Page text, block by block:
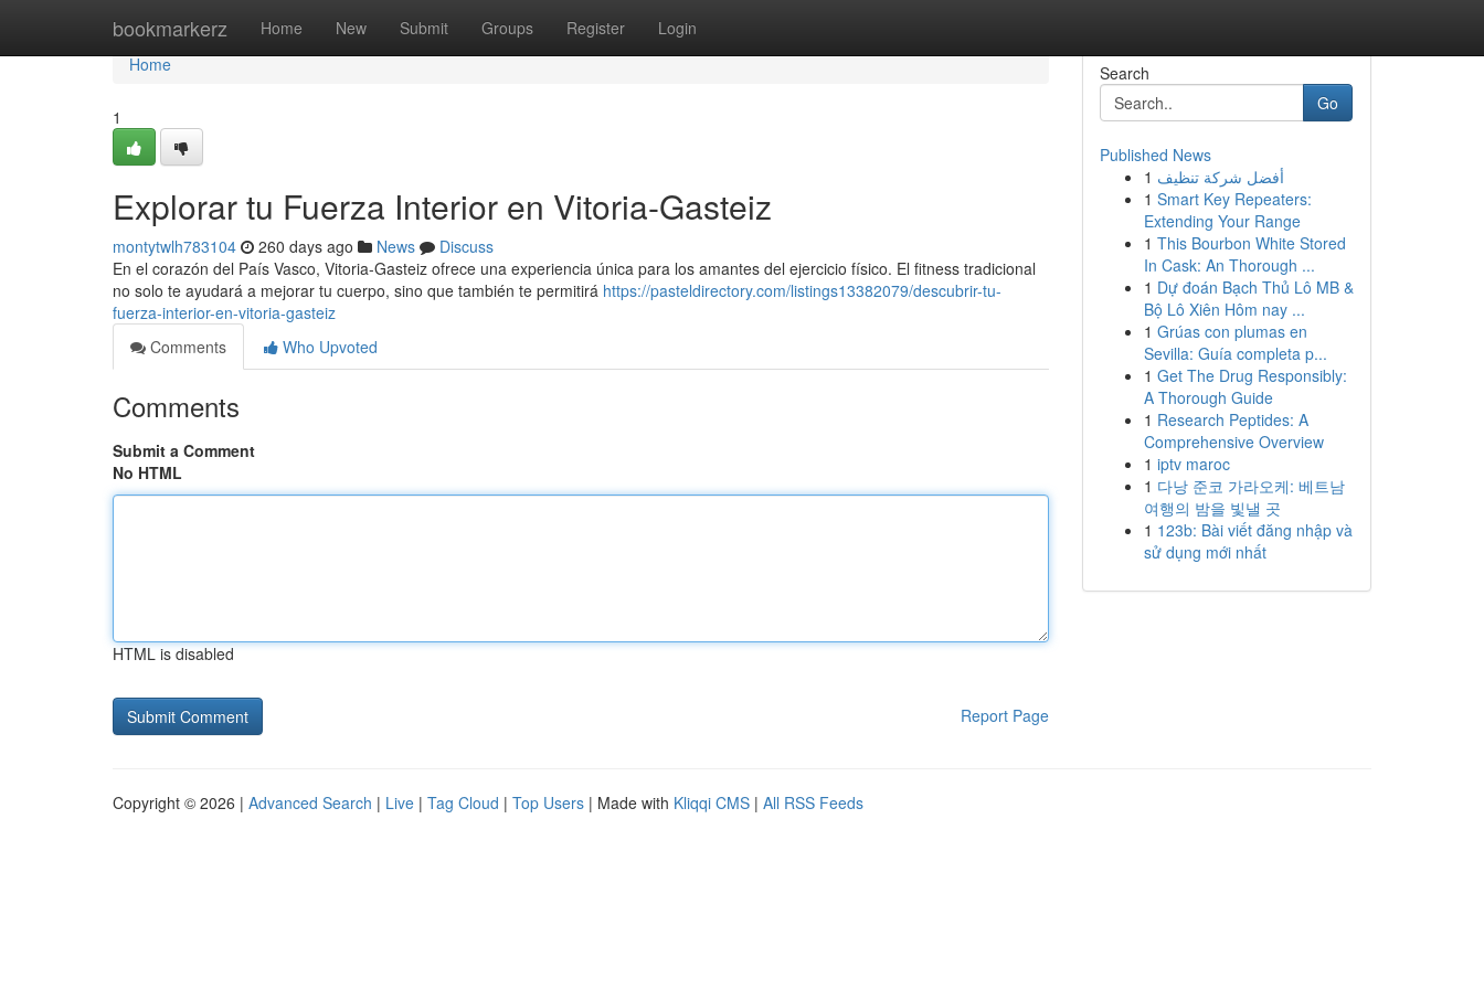
bookmarkerz Home New Submit Groups Register Login
Home
Home
1
Explorar tu Fuerza Interior en Vitoria-Gasteiz
montytwlh783104 260 days ago News
Discuss
En el corazón del País Vasco, Vitoria-Gasteiz ofrece una experiencia única para los amantes del ejercicio físico. El fitness tradicional
no solo te ayudará a mejorar tu cuerpo, sino que también te permitirá https://pasteldirectory.com/listings13382079/descubrir-tu-
fuerza-interior-en-vitoria-gasteiz
Comments
Who Upvoted
Comments
Submit a Comment
No HTML
HTML is disabled
Report Page
Search
Go
Published News
1 أفضل شركة تنظيف
1 Smart Key Repeaters:
Extending Your Range
1 This Bourbon White Stored
In Cask: An Thorough ...
1 Dự đoán Bạch Thủ Lô MB &
Bộ Lô Xiên Hôm nay ...
1 Grúas con plumas en
Sevilla: Guía completa p...
1 Get The Drug Responsibly:
A Thorough Guide
1 Research Peptides: A
Comprehensive Overview
1 iptv maroc
1 다낭 준코 가라오케: 베트남
여행의 밤을 빛낼 곳
1 123b: Bài viết đăng nhập và
sử dụng mới nhất
Copyright © 2026 | Advanced Search | Live | Tag Cloud | Top Users | Made with Kliqqi CMS | All RSS Feeds